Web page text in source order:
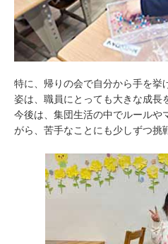
特に、帰りの会で自分から手を挙
姿は、職員にとっても大きな成長
今後は、集団生活の中でルールや
がら、苦手なことにも少しずつ挑